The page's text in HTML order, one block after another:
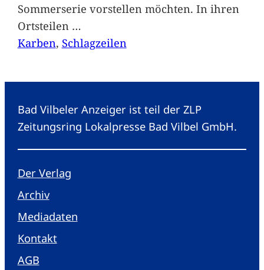
Sommerserie vorstellen möchten. In ihren
Ortsteilen …
Karben, Schlagzeilen
Bad Vilbeler Anzeiger ist teil der ZLP
Zeitungsring Lokalpresse Bad Vilbel GmbH.
Der Verlag
Archiv
Mediadaten
Kontakt
AGB